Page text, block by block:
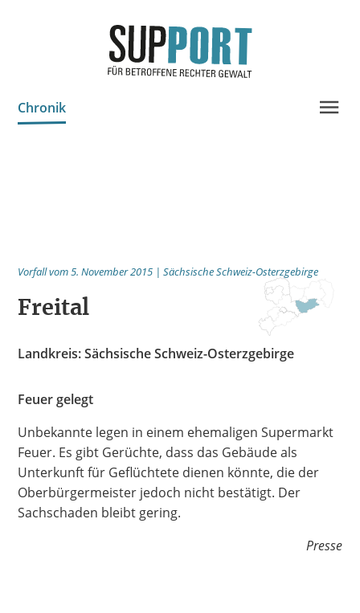
Chronik
Publikationen
Bildungsangebote
Deutsch العربية Český English
Français
Italiano
Kurdí فارسی Polski
Português
Русский
Español ትግርኛ
Vorfall vom 5. November 2015 | Sächsische Schweiz-Osterzgebirge
Freital
Landkreis: Sächsische Schweiz-Osterzgebirge
Feuer gelegt
Unbekannte legen in einem ehemaligen Supermarkt
Feuer. Es gibt Gerüchte, dass das Gebäude als
Unterkunft für Geflüchtete dienen könnte, die der
Oberbürgermeister jedoch nicht bestätigt. Der
Sachschaden bleibt gering.
Presse